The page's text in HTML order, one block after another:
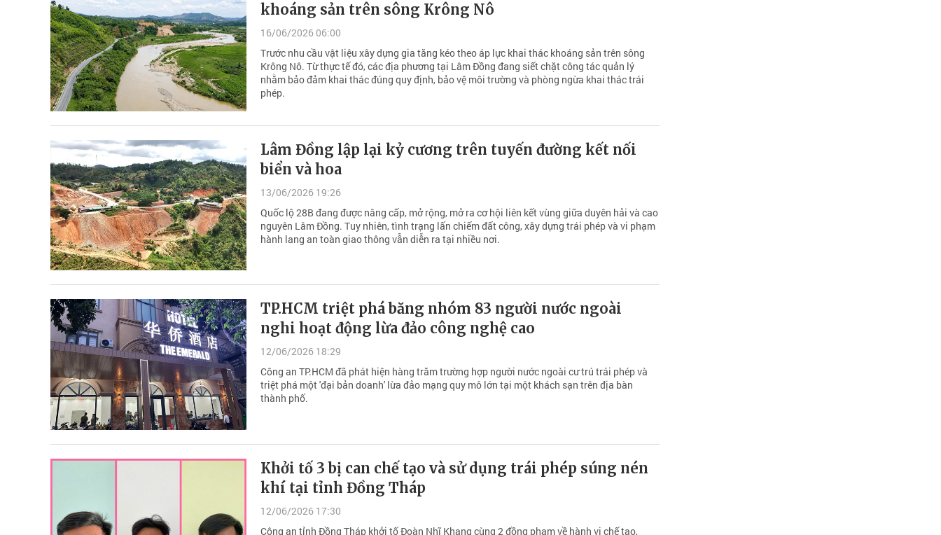
khoáng sản trên sông Krông Nô
16/06/2026 06:00
Trước nhu cầu vật liệu xây dựng gia tăng kéo theo áp lực khai thác khoáng sản trên sông
Krông Nô. Từ thực tế đó, các địa phương tại Lâm Đồng đang siết chặt công tác quản lý
nhằm bảo đảm khai thác đúng quy định, bảo vệ môi trường và phòng ngừa khai thác trái
phép.
Lâm Đồng lập lại kỷ cương trên tuyến đường kết nối
biển và hoa
13/06/2026 19:26
Quốc lộ 28B đang được nâng cấp, mở rộng, mở ra cơ hội liên kết vùng giữa duyên hải và cao
nguyên Lâm Đồng. Tuy nhiên, tình trạng lấn chiếm đất công, xây dựng trái phép và vi phạm
hành lang an toàn giao thông vẫn diễn ra tại nhiều nơi.
TP.HCM triệt phá băng nhóm 83 người nước ngoài
nghi hoạt động lừa đảo công nghệ cao
12/06/2026 18:29
Công an TP.HCM đã phát hiện hàng trăm trường hợp người nước ngoài cư trú trái phép và
triệt phá một 'đại bản doanh' lừa đảo mạng quy mô lớn tại một khách sạn trên địa bàn
thành phố.
Khởi tố 3 bị can chế tạo và sử dụng trái phép súng nén
khí tại tỉnh Đồng Tháp
12/06/2026 17:30
Công an tỉnh Đồng Tháp khởi tố Đoàn Nhĩ Khang cùng 2 đồng phạm về hành vi chế tạo,